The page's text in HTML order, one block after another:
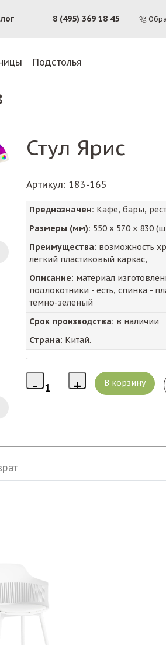
8 (495) 369 18 45
Подстолья
Стул Ярис
Артикул: 183-165
Предназначен: Кафе, бары,
Размеры (мм): 550 х 570 х 830
Преимущества: возможность
легкий пластиковый каркас,
Описание: материал
подлокотники - есть, спинка -
темно-зеленый
Срок производства: в наличии
Страна: Китай.
.